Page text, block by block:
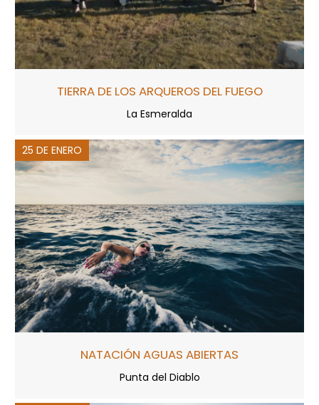
TIERRA DE LOS ARQUEROS DEL FUEGO
La Esmeralda
25 DE ENERO
NATACIÓN AGUAS ABIERTAS
Punta del Diablo